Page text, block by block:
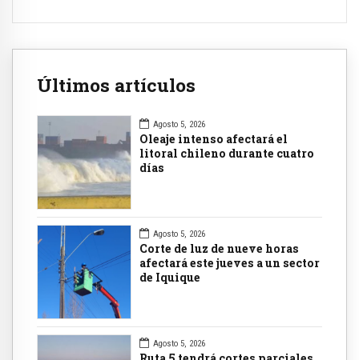
Últimos artículos
Agosto 5, 2026
Oleaje intenso afectará el
litoral chileno durante cuatro
días
Agosto 5, 2026
Corte de luz de nueve horas
afectará este jueves a un sector
de Iquique
Agosto 5, 2026